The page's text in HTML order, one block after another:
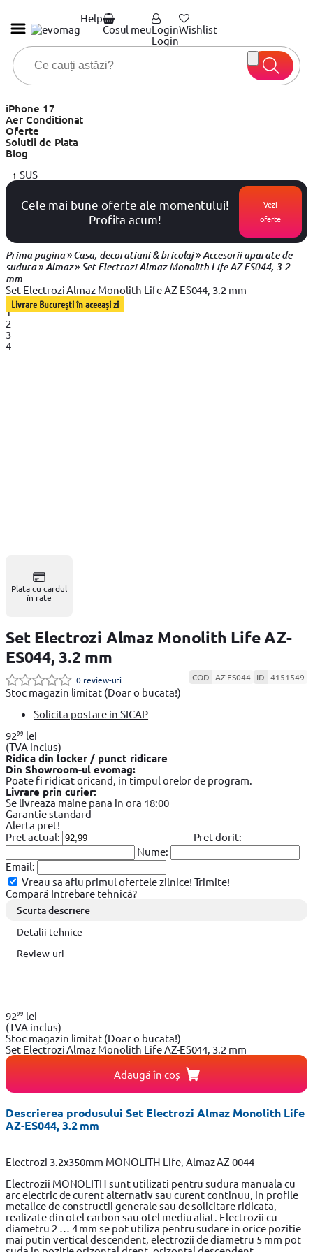
Help
Cosul meuLogin
Login
Wishlist
iPhone 17
Aer Conditionat
Oferte
Solutii de Plata
Blog
↑ SUS
Cele mai bune oferte ale momentului!
Profita acum!
Vezi
oferte
Prima pagina»Casa, decoratiuni & bricolaj»Accesorii aparate de
sudura»Almaz»Set Electrozi Almaz Monolith Life AZ-ES044, 3.2
mm
Set Electrozi Almaz Monolith Life AZ-ES044, 3.2 mm
Livrare București în aceeași zi
1
2
3
4
Plata cu cardul
în rate
Set Electrozi Almaz Monolith Life AZ-
ES044, 3.2 mm
0 review-uri COD AZ-ES044 ID 4151549
Stoc magazin limitat (Doar o bucata!)
Solicita postare in SICAP
9299 lei
(TVA inclus)
Ridica din locker / punct ridicare
Din Showroom-ul evomag:
Poate fi ridicat oricand, in timpul orelor de program.
Livrare prin curier:
Se livreaza maine pana in ora 18:00
Garantie standard
Alerta pret!
Pret actual:
Pret dorit:
Nume:
Email:
Vreau sa aflu primul ofertele zilnice! Trimite!
Compară Intrebare tehnică?
Scurta descriere
Detalii tehnice
Review-uri
9299 lei
(TVA inclus)
Stoc magazin limitat (Doar o bucata!)
Set Electrozi Almaz Monolith Life AZ-ES044, 3.2 mm
Adaugă în coș
Descrierea produsului Set Electrozi Almaz Monolith Life
AZ-ES044, 3.2 mm
Electrozi 3.2x350mm MONOLITH Life, Almaz AZ-0044
Electrozii MONOLITH sunt utilizati pentru sudura manuala cu
arc electric de curent alternativ sau curent continuu, in profile
metalice de constructii generale sau de solicitare ridicata,
realizate din otel carbon sau otel mediu aliat. Electrozii cu
diametru 2 … 4 mm se pot utiliza pentru sudare in orice pozitie
mai putin vertical descendent, electrozii de diametru 5 mm pot